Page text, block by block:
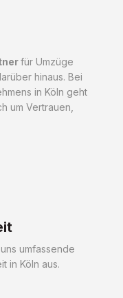
für Umzüge
hinaus. Bei
in Köln geht
um Vertrauen,
umfassende
in Köln aus.